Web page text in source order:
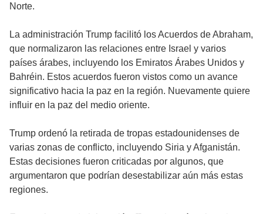
Norte.
La administración Trump facilitó los Acuerdos de Abraham,
que normalizaron las relaciones entre Israel y varios
países árabes, incluyendo los Emiratos Árabes Unidos y
Bahréin. Estos acuerdos fueron vistos como un avance
significativo hacia la paz en la región. Nuevamente quiere
influir en la paz del medio oriente.
Trump ordenó la retirada de tropas estadounidenses de
varias zonas de conflicto, incluyendo Siria y Afganistán.
Estas decisiones fueron criticadas por algunos, que
argumentaron que podrían desestabilizar aún más estas
regiones.